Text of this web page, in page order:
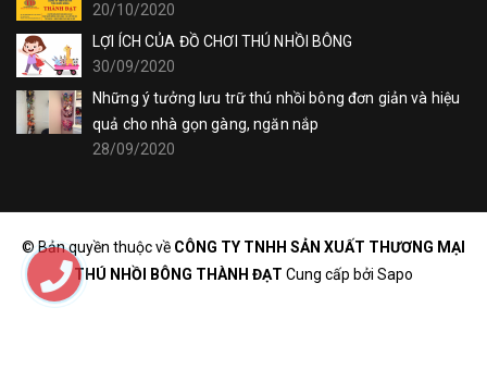
20/10/2020
LỢI ÍCH CỦA ĐỒ CHƠI THÚ NHỒI BÔNG
30/09/2020
Những ý tưởng lưu trữ thú nhồi bông đơn giản và hiệu
quả cho nhà gọn gàng, ngăn nắp
28/09/2020
© Bản quyền thuộc về CÔNG TY TNHH SẢN XUẤT THƯƠNG MẠI
THÚ NHỒI BÔNG THÀNH ĐẠT Cung cấp bởi Sapo